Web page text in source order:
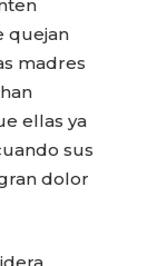
quejan
madres
ellas ya
sus
dolor